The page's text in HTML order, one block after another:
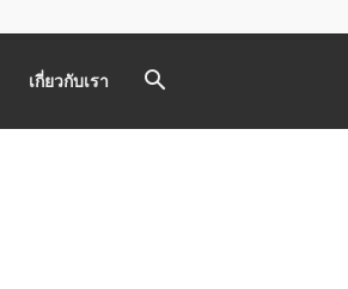
เกี่ยวกับเรา